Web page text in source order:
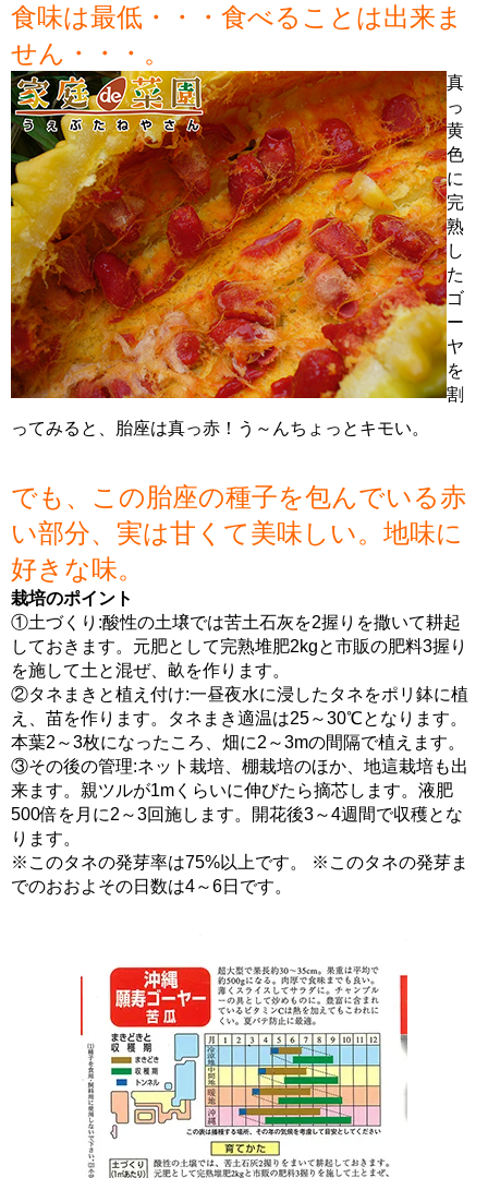
食味は最低・・・食べることは出来ま
せん・・・。
真
っ
黄
色
に
完
熟
し
た
ゴ
ー
ヤ
を
割
ってみると、胎座は真っ赤！う～んちょっとキモい。
でも、この胎座の種子を包んでいる赤
い部分、実は甘くて美味しい。地味に
好きな味。
栽培のポイント
①土づくり:酸性の土壌では苦土石灰を2握りを撒いて耕起
しておきます。元肥として完熟堆肥2kgと市販の肥料3握り
を施して土と混ぜ、畝を作ります。
②タネまきと植え付け:一昼夜水に浸したタネをポリ鉢に植
え、苗を作ります。タネまき適温は25～30℃となります。
本葉2～3枚になったころ、畑に2～3mの間隔で植えます。
③その後の管理:ネット栽培、棚栽培のほか、地這栽培も出
来ます。親ツルが1mくらいに伸びたら摘芯します。液肥
500倍を月に2～3回施します。開花後3～4週間で収穫とな
ります。
※このタネの発芽率は75%以上です。 ※このタネの発芽ま
でのおおよその日数は4～6日です。